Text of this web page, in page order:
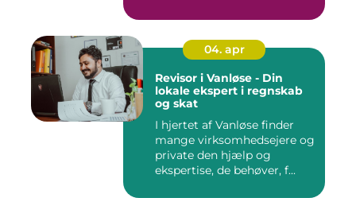
04. apr
Revisor i Vanløse - Din
lokale ekspert i regnskab
og skat
I hjertet af Vanløse finder
mange virksomhedsejere og
private den hjælp og
ekspertise, de behøver, f...